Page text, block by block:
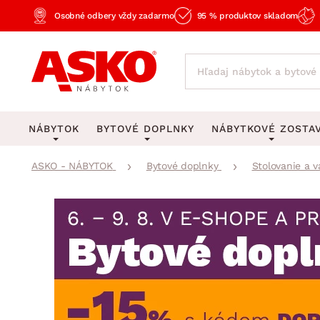
Osobné odbery vždy zadarmo 95 % produktov skladom
NÁBYTOK
Obývacia izba
Spálňa
Pracovňa a kancelária
BYTOVÉ DOPLNKY
KOBERCE
Veľké a stredné koberce
Behúne a malé koberce
Detské koberce
Kúpeľňové predložky
OSVETLENIE
Stolové lampy a
Stropné osvetlenie
Lustre a závesné
Stojacie lampy
NÁBYTKOVÉ
Obývacie
Spálňové
Kancelárske
Kuchynské
Detské
ASKO - NÁBYTOK Bytové doplnky Stolovanie a